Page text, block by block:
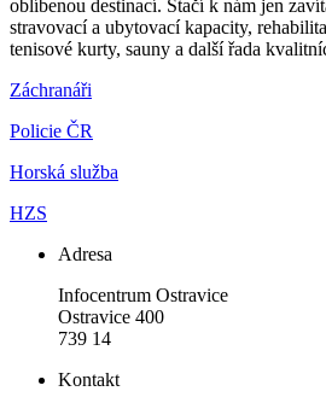
oblíbenou destinací. Stačí k nám jen
stravovací a ubytovací kapacity,
tenisové kurty, sauny a další řada
Záchranáři
Policie ČR
Horská služba
HZS
Adresa
Infocentrum Ostravice
Ostravice 400
739 14
Kontakt